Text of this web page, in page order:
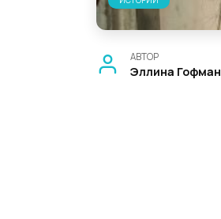
АВТОР
Эллина Гофман